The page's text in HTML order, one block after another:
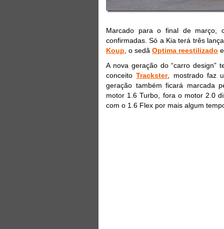
Marcado para o final de março,
confirmadas. Só a Kia terá três
Koup , o sedã Optima reestilizado
A nova geração do “carro design”
conceitoTrackster, mostrado faz
geração também ficará marcada
motor 1.6 Turbo, fora o motor 2.0
com o 1.6 Flex por mais algum